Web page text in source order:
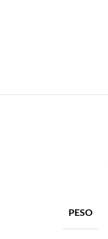
PESO